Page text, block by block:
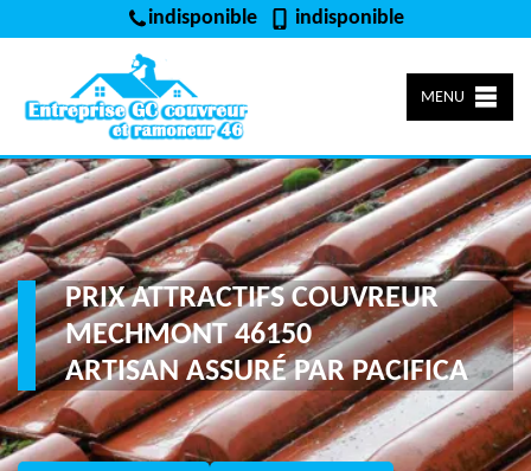
indisponible indisponible
MENU
PRIX ATTRACTIFS COUVREUR
MECHMONT 46150
ARTISAN ASSURÉ PAR PACIFICA